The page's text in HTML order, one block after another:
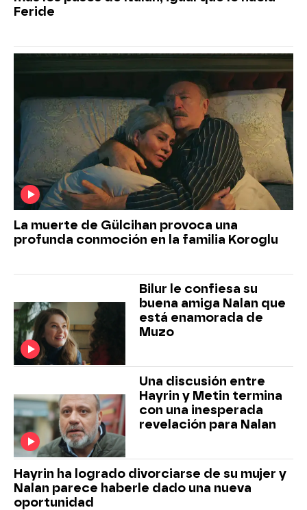
Feride
La muerte de Gülcihan provoca una
profunda conmoción en la familia Koroglu
Bilur le confiesa su
buena amiga Nalan que
está enamorada de
Muzo
Una discusión entre
Hayrin y Metin termina
con una inesperada
revelación para Nalan
Hayrin ha logrado divorciarse de su mujer y
Nalan parece haberle dado una nueva
oportunidad